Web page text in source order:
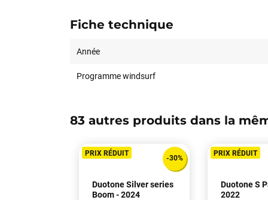
Fiche technique
Année
Programme windsurf
83 autres produits dans la
PRIX RÉDUIT
-30%
Duotone Silver series
Boom - 2024
PRIX RÉDUIT
Duotone S
2022